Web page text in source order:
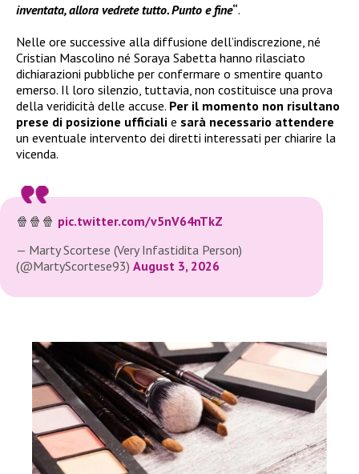
inventata, allora vedrete tutto. Punto e fine“.
Nelle ore successive alla diffusione dell’indiscrezione, né
Cristian Mascolino né Soraya Sabetta hanno rilasciato
dichiarazioni pubbliche per confermare o smentire quanto
emerso. Il loro silenzio, tuttavia, non costituisce una prova
della veridicità delle accuse. Per il momento non risultano
prese di posizione ufficiali e sarà necessario attendere
un eventuale intervento dei diretti interessati per chiarire la
vicenda.
🍿🍿🍿 pic.twitter.com/v5nV64nTkZ
— Marty Scortese (Very Infastidita Person)
(@MartyScortese93) August 3, 2026